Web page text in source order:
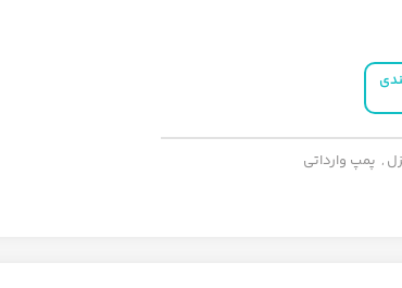
, پمپ وارداتی